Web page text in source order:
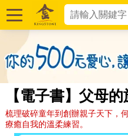
【電子書】父母的
梳理破碎童年到創辦親子天下，
療癒自我的溫柔練習。